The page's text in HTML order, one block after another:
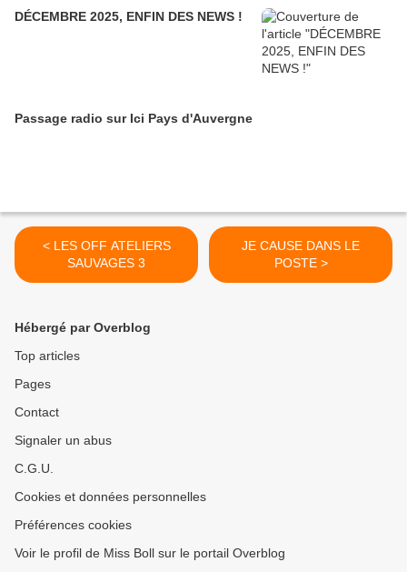
DÉCEMBRE 2025, ENFIN DES NEWS !
Passage radio sur Ici Pays d'Auvergne
< LES OFF ATELIERS
SAUVAGES 3
JE CAUSE DANS LE
POSTE >
Hébergé par Overblog
Top articles
Pages
Contact
Signaler un abus
C.G.U.
Cookies et données personnelles
Préférences cookies
Voir le profil de Miss Boll sur le portail Overblog